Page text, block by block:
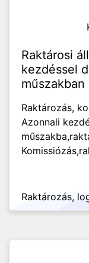
Raktárosi
kezdéssel
műszakban
Raktározás,
Azonnali
Raktározás,